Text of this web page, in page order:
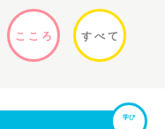
ここ ろ すべて
学び